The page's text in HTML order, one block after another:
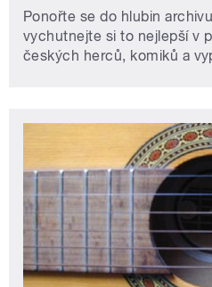
Ponořte se do hlubin
vychutnejte si to nejlepší v
českých herců, komiků a